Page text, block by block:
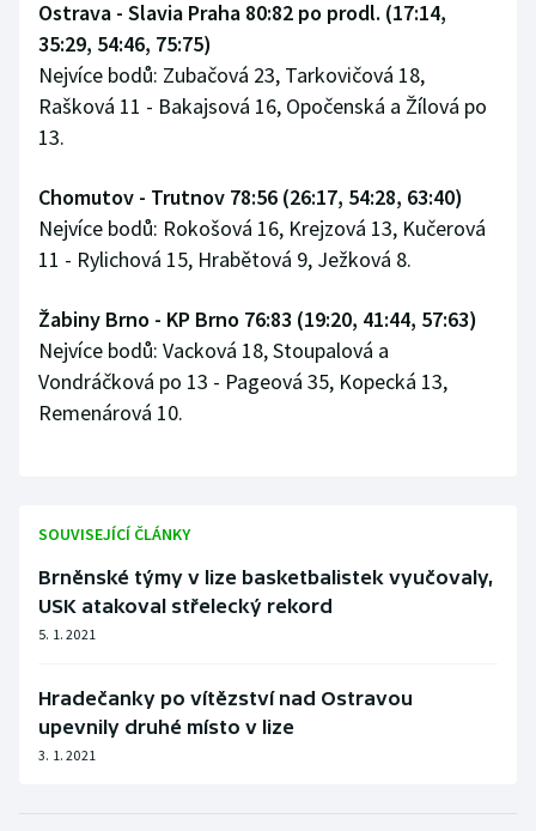
Stolní tenis
Triatlon
Veslování
Vodní slalom
Volejbal
Ostrava - Slavia Praha 80:82 po prodl. (17:14,
35:29, 54:46, 75:75)
Nejvíce bodů: Zubačová 23, Tarkovičová 18,
Rašková 11 - Bakajsová 16, Opočenská a Žílová po
13.
Chomutov - Trutnov 78:56 (26:17, 54:28, 63:40)
Nejvíce bodů: Rokošová 16, Krejzová 13, Kučerová
11 - Rylichová 15, Hrabětová 9, Ježková 8.
Žabiny Brno - KP Brno 76:83 (19:20, 41:44, 57:63)
Nejvíce bodů: Vacková 18, Stoupalová a
Vondráčková po 13 - Pageová 35, Kopecká 13,
Remenárová 10.
SOUVISEJÍCÍ ČLÁNKY
Brněnské týmy v lize basketbalistek vyučovaly,
USK atakoval střelecký rekord
5. 1. 2021
Hradečanky po vítězství nad Ostravou
upevnily druhé místo v lize
3. 1. 2021